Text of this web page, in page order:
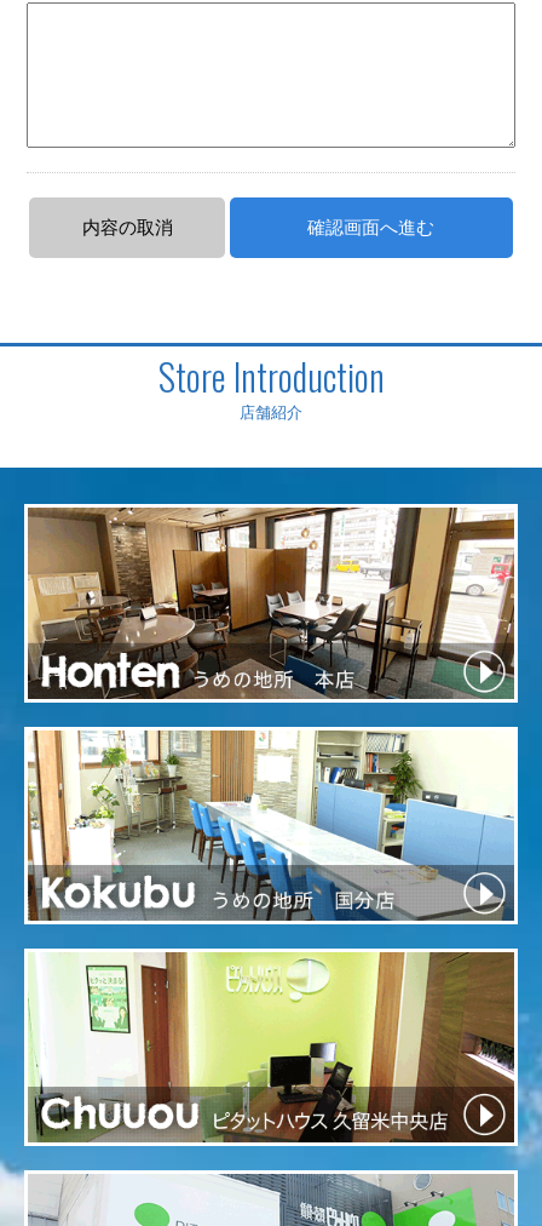
Store Introduction
店舗紹介